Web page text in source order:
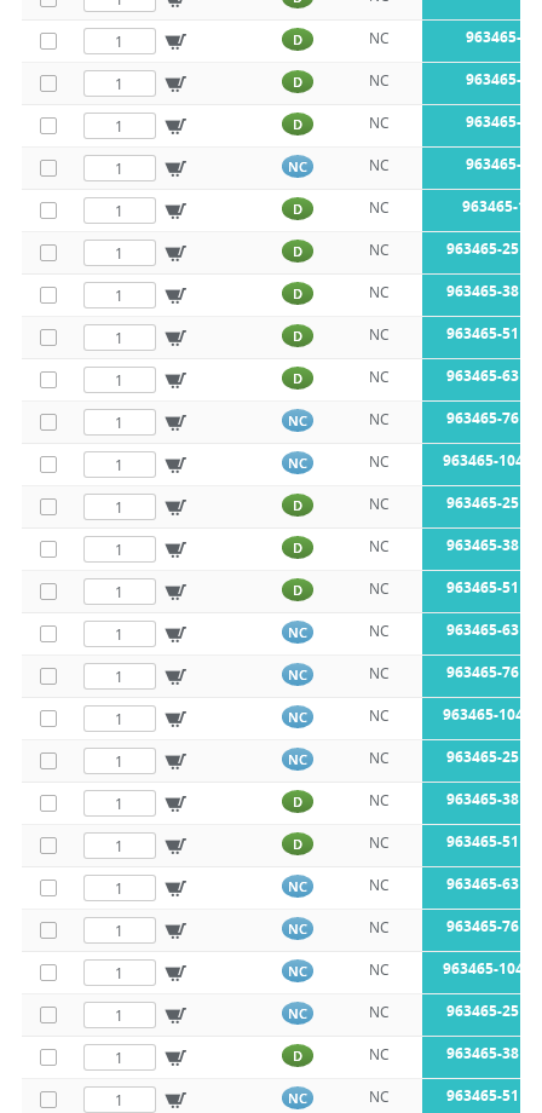
D NC 963465-38
D NC 963465-51
D NC 963465-63
NC NC 963465-76
D NC 963465-104
D NC 963465-
D NC 963465-
D NC 963465-
D NC 963465-
NC NC 963465-
NC NC 963465-
D NC 963465-
D NC 963465-
D NC 963465-
NC NC 963465-
NC NC 963465-
NC NC 963465-
NC NC 963465-
D NC 963465-
D NC 963465-
NC NC 963465-
NC NC 963465-
NC NC 963465-
NC NC 963465-
D NC 963465-
NC NC 963465-